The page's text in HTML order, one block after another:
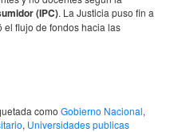
(IPC). La Justicia puso fin a
el flujo de fondos hacia las
como Gobierno Nacional,
, Universidades publicas